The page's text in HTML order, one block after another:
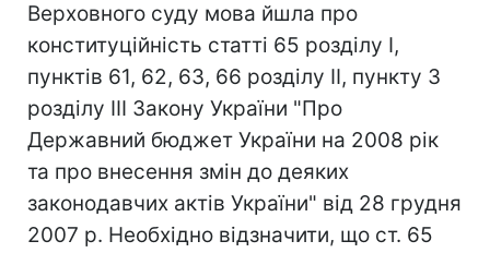
Верховного суду мова йшла про
конституційність статті 65 розділу І,
пунктів 61, 62, 63, 66 розділу ІІ, пункту 3
розділу ІІІ Закону України "Про
Державний бюджет України на 2008 рік
та про внесення змін до деяких
законодавчих актів України" від 28 грудня
2007 р. Необхідно відзначити, що ст. 65